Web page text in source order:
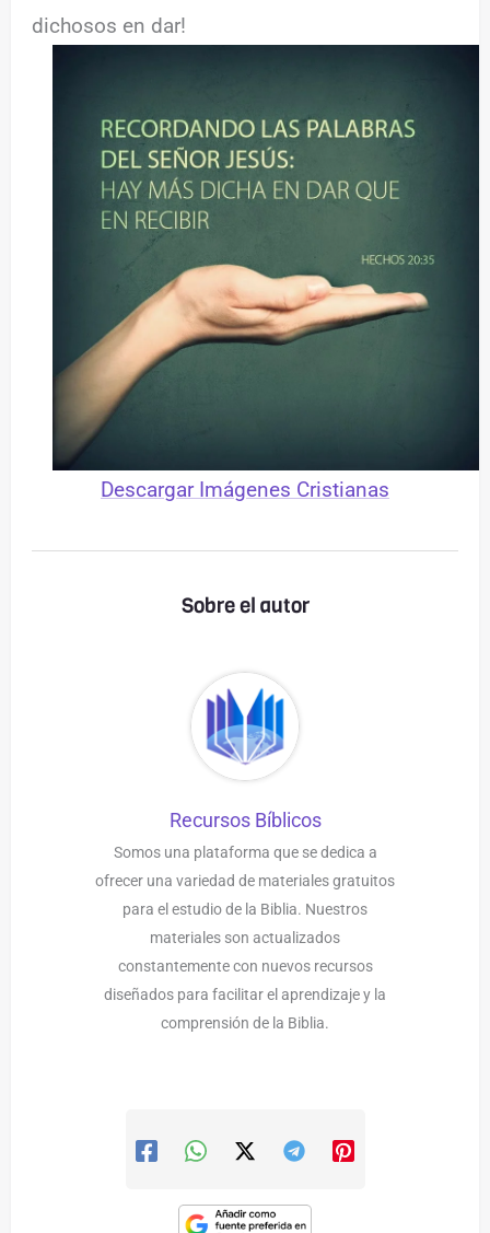
dichosos en dar!
Descargar Imágenes Cristianas
Sobre el autor
Recursos Bíblicos
Somos una plataforma que se dedica a
ofrecer una variedad de materiales gratuitos
para el estudio de la Biblia. Nuestros
materiales son actualizados
constantemente con nuevos recursos
diseñados para facilitar el aprendizaje y la
comprensión de la Biblia.